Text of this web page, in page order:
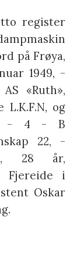
register
på Frøya,
1949, -
«Ruth»,
og
B - 4 - B
22, -
28 år,
Fjereide i
Oskar